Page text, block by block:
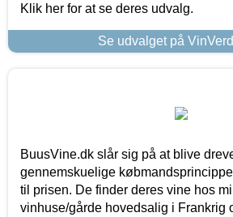
Klik her for at se deres udvalg.
Se udvalget på
BuusVine.dk slår sig på at blive
gennemskuelige
til prisen. De finder deres vine hos
vinhuse/gårde hovedsalig i Frankrig